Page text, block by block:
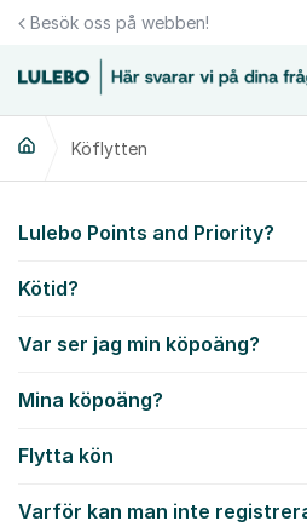
Hoppa till innehåll
Besök oss på webben!
Följs
Köflytten
Köflytten
Lulebo Points and Priority?
Kötid?
Var ser jag min köpoäng?
Mina köpoäng?
Flytta kön
Varför kan man inte